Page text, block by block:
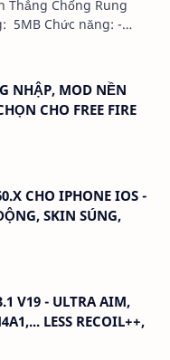
Chống Rung
NHẬP, MOD NỀN
CHO FREE FIRE
CHO IPHONE IOS -
SKIN SÚNG,
V19 - ULTRA AIM,
LESS RECOIL++,